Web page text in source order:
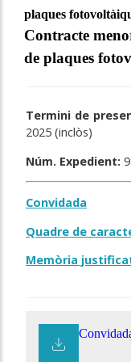
plaques
Contracte
de plaques
Termini de
2025 (inclòs)
Núm. Expedient:
Convidada
Quadre de
Memòria